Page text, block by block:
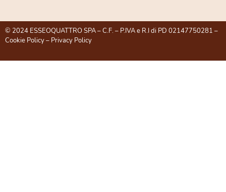
© 2024 ESSEOQUATTRO SPA – C.F. – P.IVA e R.I di PD 02147750281 –
Cookie Policy– Privacy Policy